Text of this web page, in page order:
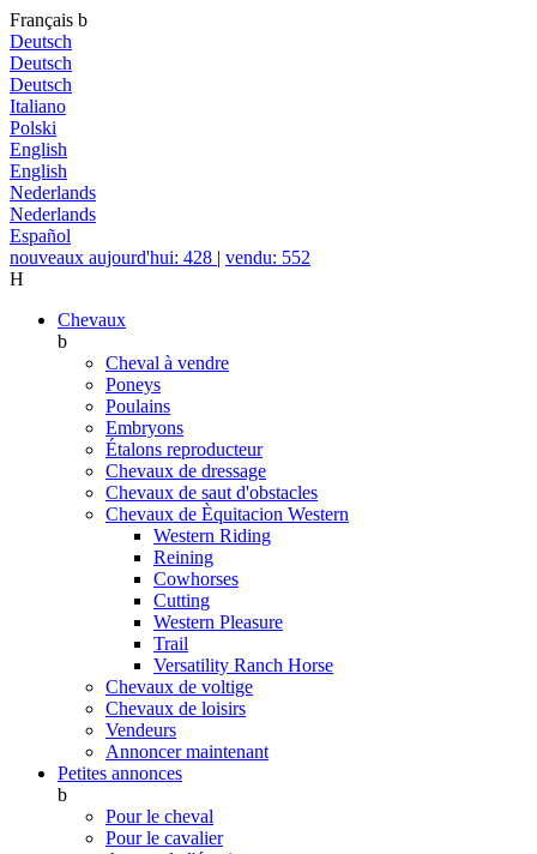
Français b
Deutsch
Deutsch
Deutsch
Italiano
Polski
English
English
Nederlands
Nederlands
Español
nouveaux aujourd'hui: 428 | vendu: 552
H
Chevaux
b
Cheval à vendre
Poneys
Poulains
Embryons
Étalons reproducteur
Chevaux de dressage
Chevaux de saut d'obstacles
Chevaux de Èquitacion Western
Western Riding
Reining
Cowhorses
Cutting
Western Pleasure
Trail
Versatility Ranch Horse
Chevaux de voltige
Chevaux de loisirs
Vendeurs
Annoncer maintenant
Petites annonces
b
Pour le cheval
Pour le cavalier